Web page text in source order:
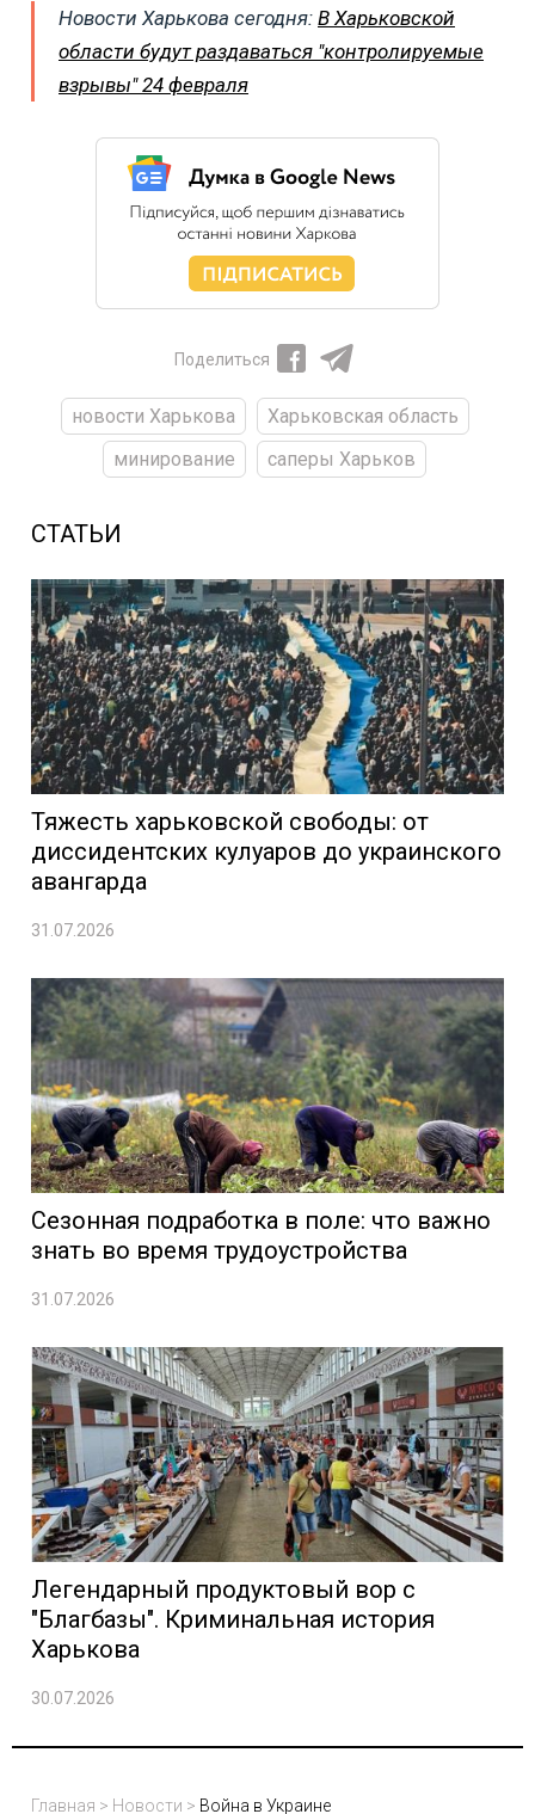
Новости Харькова сегодня: В Харьковской
области будут раздаваться "контролируемые
взрывы" 24 февраля
Поделиться
новости Харькова
Харьковская область
минирование
саперы Харьков
СТАТЬИ
Тяжесть харьковской свободы: от
диссидентских кулуаров до украинского
авангарда
31.07.2026
Сезонная подработка в поле: что важно
знать во время трудоустройства
31.07.2026
Легендарный продуктовый вор с
"Благбазы". Криминальная история
Харькова
30.07.2026
Главная > Новости > Война в Украине